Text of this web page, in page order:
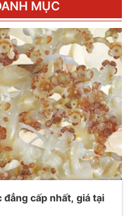
MỤC
cấp nhất, giá tại